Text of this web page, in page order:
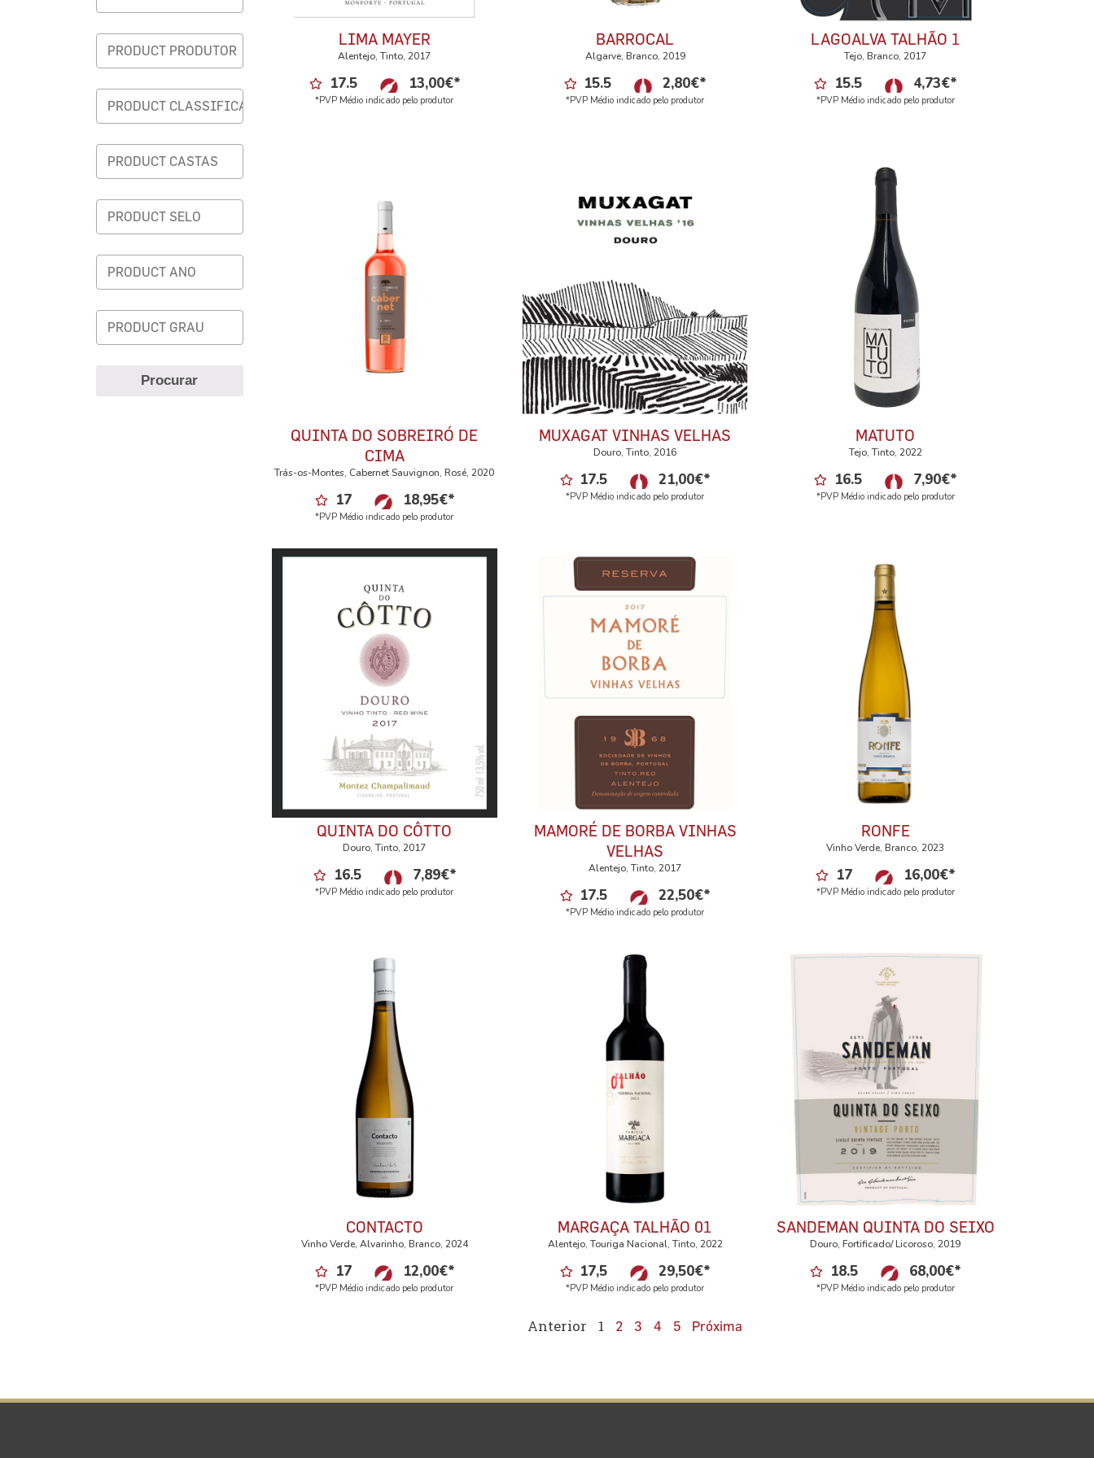
Procurar
LIMA MAYER
Alentejo, Tinto, 2017
17.5 13,00€*
*PVP Médio indicado pelo produtor
BARROCAL
Algarve, Branco, 2019
15.5 2,80€*
*PVP Médio indicado pelo produtor
LAGOALVA TALHÃO 1
Tejo, Branco, 2017
15.5 4,73€*
*PVP Médio indicado pelo produtor
QUINTA DO SOBREIRÓ DE
CIMA
Trás-os-Montes, Cabernet Sauvignon, Rosé, 2020
17 18,95€*
*PVP Médio indicado pelo produtor
MUXAGAT VINHAS VELHAS
Douro, Tinto, 2016
17.5 21,00€*
*PVP Médio indicado pelo produtor
MATUTO
Tejo, Tinto, 2022
16.5 7,90€*
*PVP Médio indicado pelo produtor
QUINTA DO CÔTTO
Douro, Tinto, 2017
16.5 7,89€*
*PVP Médio indicado pelo produtor
MAMORÉ DE BORBA VINHAS
VELHAS
Alentejo, Tinto, 2017
17.5 22,50€*
*PVP Médio indicado pelo produtor
RONFE
Vinho Verde, Branco, 2023
17 16,00€*
*PVP Médio indicado pelo produtor
CONTACTO
Vinho Verde, Alvarinho, Branco, 2024
17 12,00€*
*PVP Médio indicado pelo produtor
MARGAÇA TALHÃO 01
Alentejo, Touriga Nacional, Tinto, 2022
17,5 29,50€*
*PVP Médio indicado pelo produtor
SANDEMAN QUINTA DO SEIXO
Douro, Fortificado/ Licoroso, 2019
18.5 68,00€*
*PVP Médio indicado pelo produtor
Anterior 1 2 3 4 5 Próxima